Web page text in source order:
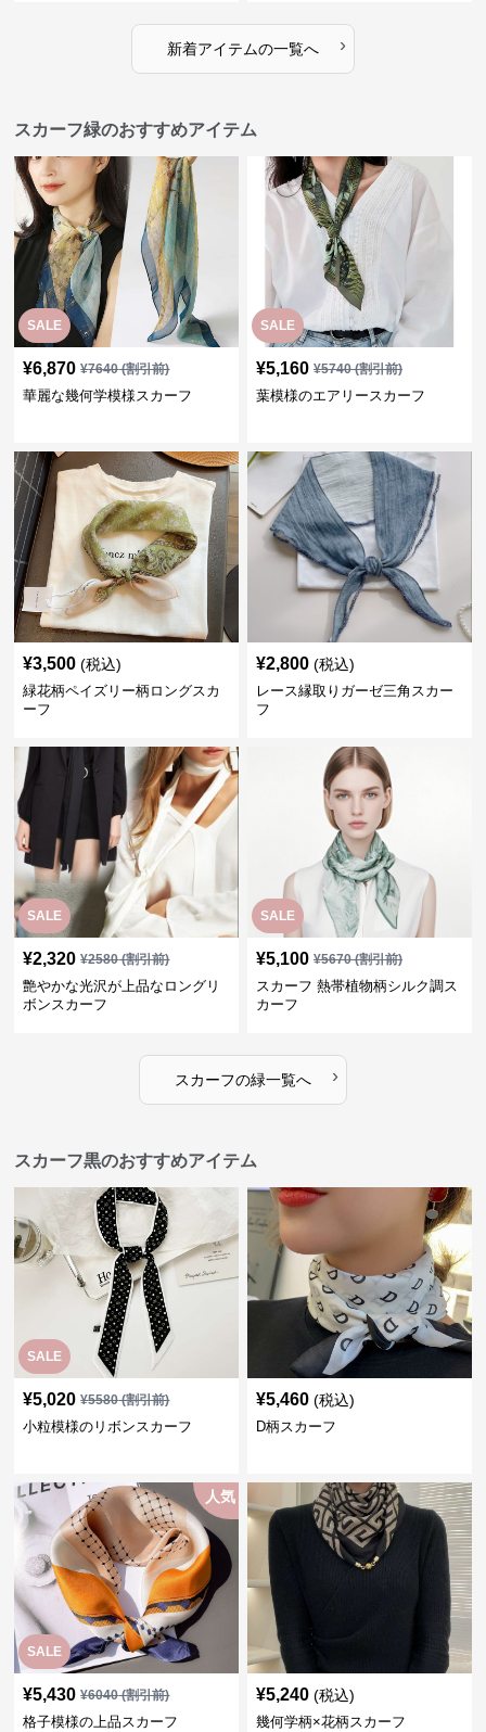
新着アイテムの一覧へ ›
スカーフ緑のおすすめアイテム
SALE
¥6,870 ¥7640(割引前)
華麗な幾何学模様スカーフ
SALE
¥5,160 ¥5740(割引前)
葉模様のエアリースカーフ
¥3,500 (税込)
緑花柄ペイズリー柄ロングスカ
ーフ
¥2,800 (税込)
レース縁取りガーゼ三角スカー
フ
SALE
¥2,320 ¥2580(割引前)
艶やかな光沢が上品なロングリ
ボンスカーフ
SALE
¥5,100 ¥5670(割引前)
スカーフ 熱帯植物柄シルク調ス
カーフ
スカーフの緑一覧へ ›
スカーフ黒のおすすめアイテム
SALE
¥5,020 ¥5580(割引前)
小粒模様のリボンスカーフ
¥5,460 (税込)
D柄スカーフ
SALE
人気
¥5,430 ¥6040(割引前)
格子模様の上品スカーフ
¥5,240 (税込)
幾何学柄×花柄スカーフ